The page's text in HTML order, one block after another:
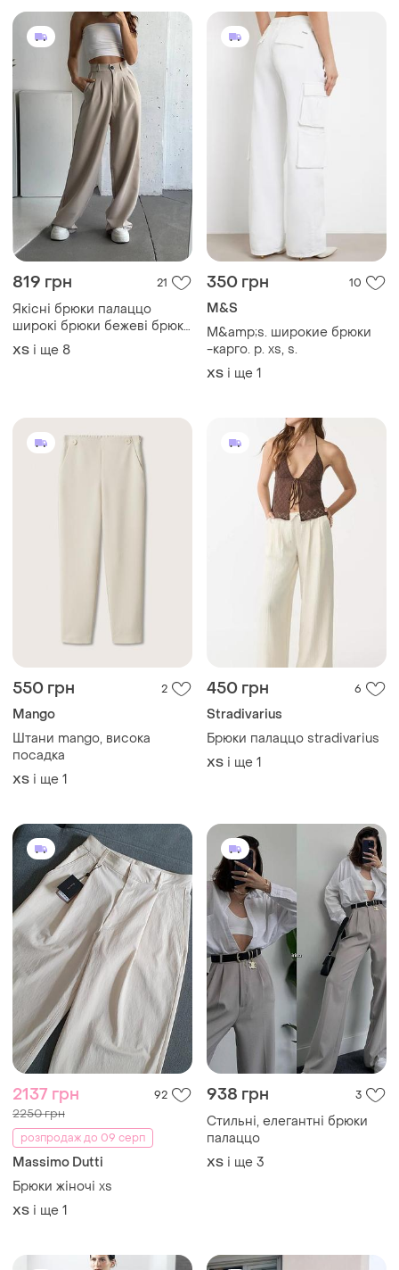
819 грн 21
Якісні брюки палаццо
широкі брюки бежеві брюки
палаццо білі брюки палаццо
ХS і ще 8
350 грн 10
M&S
M&amp;s. широкие брюки
-карго. р. xs, s.
ХS і ще 1
550 грн 2
Mango
Штани mango, висока
посадка
ХS і ще 1
450 грн 6
Stradivarius
Брюки палаццо stradivarius
ХS і ще 1
2137 грн 92
2250 грн
розпродаж до 09 серп
Massimo Dutti
Брюки жіночі xs
ХS і ще 1
938 грн 3
Стильні, елегантні брюки
палаццо
ХS і ще 3